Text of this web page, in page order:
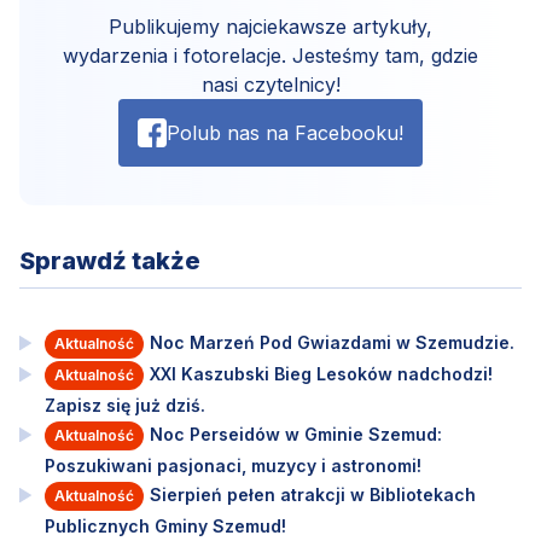
Publikujemy najciekawsze artykuły,
wydarzenia i fotorelacje. Jesteśmy tam, gdzie
nasi czytelnicy!
Polub nas na Facebooku!
Sprawdź także
Aktualność Noc Marzeń Pod Gwiazdami w Szemudzie.
Aktualność
XXI Kaszubski Bieg Lesoków nadchodzi!
Zapisz się już dziś.
Aktualność
Noc Perseidów w Gminie Szemud:
Poszukiwani pasjonaci, muzycy i astronomi!
Aktualność
Sierpień pełen atrakcji w Bibliotekach
Publicznych Gminy Szemud!